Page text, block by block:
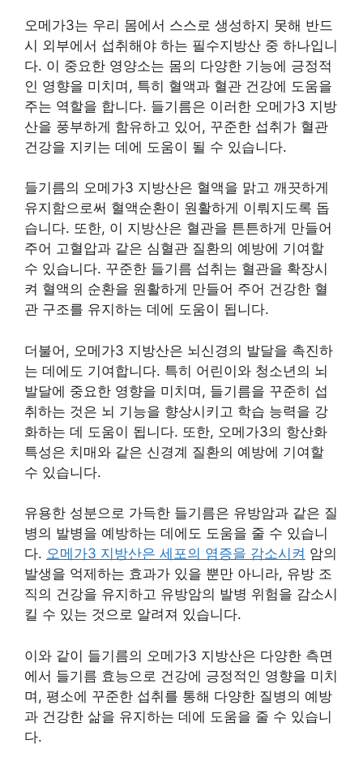
오메가3는 우리 몸에서 스스로 생성하지 못해 반드
시 외부에서 섭취해야 하는 필수지방산 중 하나입니
다. 이 중요한 영양소는 몸의 다양한 기능에 긍정적
인 영향을 미치며, 특히 혈액과 혈관 건강에 도움을
주는 역할을 합니다. 들기름은 이러한 오메가3 지방
산을 풍부하게 함유하고 있어, 꾸준한 섭취가 혈관
건강을 지키는 데에 도움이 될 수 있습니다.
들기름의 오메가3 지방산은 혈액을 맑고 깨끗하게
유지함으로써 혈액순환이 원활하게 이뤄지도록 돕
습니다. 또한, 이 지방산은 혈관을 튼튼하게 만들어
주어 고혈압과 같은 심혈관 질환의 예방에 기여할
수 있습니다. 꾸준한 들기름 섭취는 혈관을 확장시
켜 혈액의 순환을 원활하게 만들어 주어 건강한 혈
관 구조를 유지하는 데에 도움이 됩니다.
더불어, 오메가3 지방산은 뇌신경의 발달을 촉진하
는 데에도 기여합니다. 특히 어린이와 청소년의 뇌
발달에 중요한 영향을 미치며, 들기름을 꾸준히 섭
취하는 것은 뇌 기능을 향상시키고 학습 능력을 강
화하는 데 도움이 됩니다. 또한, 오메가3의 항산화
특성은 치매와 같은 신경계 질환의 예방에 기여할
수 있습니다.
유용한 성분으로 가득한 들기름은 유방암과 같은 질
병의 발병을 예방하는 데에도 도움을 줄 수 있습니
다. 오메가3 지방산은 세포의 염증을 감소시켜 암의
발생을 억제하는 효과가 있을 뿐만 아니라, 유방 조
직의 건강을 유지하고 유방암의 발병 위험을 감소시
킬 수 있는 것으로 알려져 있습니다.
이와 같이 들기름의 오메가3 지방산은 다양한 측면
에서 들기름 효능으로 건강에 긍정적인 영향을 미치
며, 평소에 꾸준한 섭취를 통해 다양한 질병의 예방
과 건강한 삶을 유지하는 데에 도움을 줄 수 있습니
다.